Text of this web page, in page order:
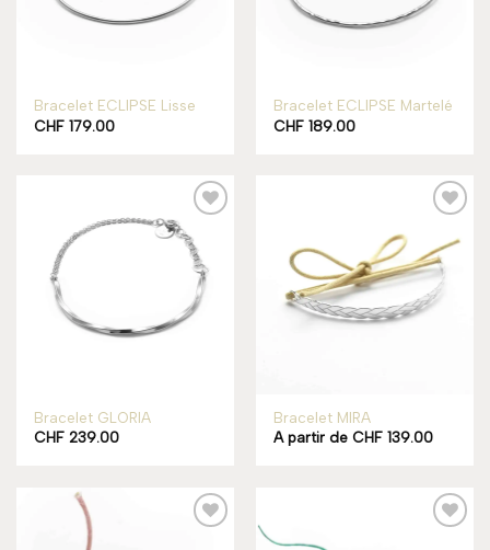
Bracelet ECLIPSE Lisse
CHF 179.00
Bracelet ECLIPSE Martelé
CHF 189.00
Add to
wishlist
Bracelet GLORIA
CHF 239.00
Rupture de stock
wishlist
Bracelet MIRA
A partir deCHF 139.00